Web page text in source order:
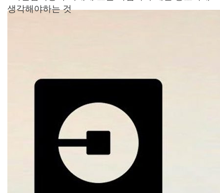
생각해야하는 것